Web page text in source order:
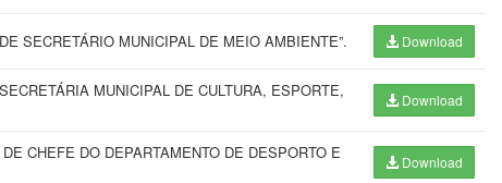
SECRETÁRIO MUNICIPAL DE MEIO AMBIENTE”. Download
MUNICIPAL DE CULTURA, ESPORTE,
Download
CHEFE DO DEPARTAMENTO DE DESPORTO E
Download